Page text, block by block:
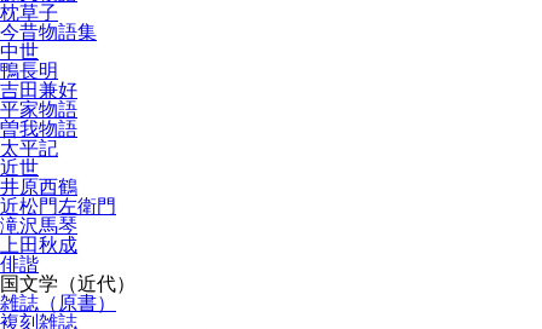
枕草子
今昔物語集
中世
鴨長明
吉田兼好
平家物語
曽我物語
太平記
近世
井原西鶴
近松門左衛門
滝沢馬琴
上田秋成
俳諧
国文学（近代）
雑誌（原書）
複刻雑誌